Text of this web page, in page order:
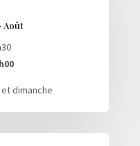
Août
dimanche